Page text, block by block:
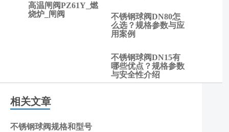
高温闸阀PZ61Y_燃
烧炉_闸阀
不锈钢球阀DN80怎
么选？规格参数与应
用案例
不锈钢球阀DN15有
哪些优点？规格参数
与安全性介绍
见应
相关文章
不锈钢球阀规格和型号